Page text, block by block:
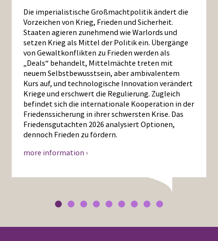
Die imperialistische Großmachtpolitik ändert die
Vorzeichen von Krieg, Frieden und Sicherheit.
Staaten agieren zunehmend wie Warlords und
setzen Krieg als Mittel der Politik ein. Übergänge
von Gewaltkonflikten zu Frieden werden als
„Deals“ behandelt, Mittelmächte treten mit
neuem Selbstbewusstsein, aber ambivalentem
Kurs auf, und technologische Innovation verändert
Kriege und erschwert die Regulierung. Zugleich
befindet sich die internationale Kooperation in der
Friedenssicherung in ihrer schwersten Krise. Das
Friedensgutachten 2026 analysiert Optionen,
dennoch Frieden zu fördern.
more information ›